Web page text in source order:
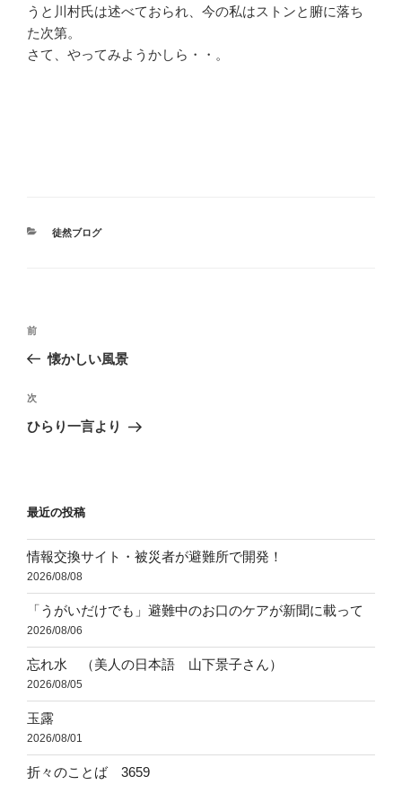
うと川村氏は述べておられ、今の私はストンと腑に落ち
た次第。
さて、やってみようかしら・・。
カ
徒然ブログ
投
ビ
ゲ
ン
前
の
稿
前
懐かしい風景
次
の
次
ひらり一言より
最近の投稿
情報交換サイト・被災者が避難所で開発！
2026/08/08
「うがいだけでも」避難中のお口のケアが新聞に載って
2026/08/06
忘れ水 （美人の日本語 山下景子さん）
2026/08/05
玉露
2026/08/01
折々のことば 3659